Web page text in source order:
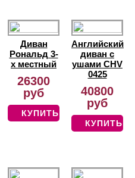
Диван
Рональд 3-
х местный
26300
руб
КУПИТЬ
Английский
диван с
ушами CHV
0425
40800
руб
КУПИТЬ